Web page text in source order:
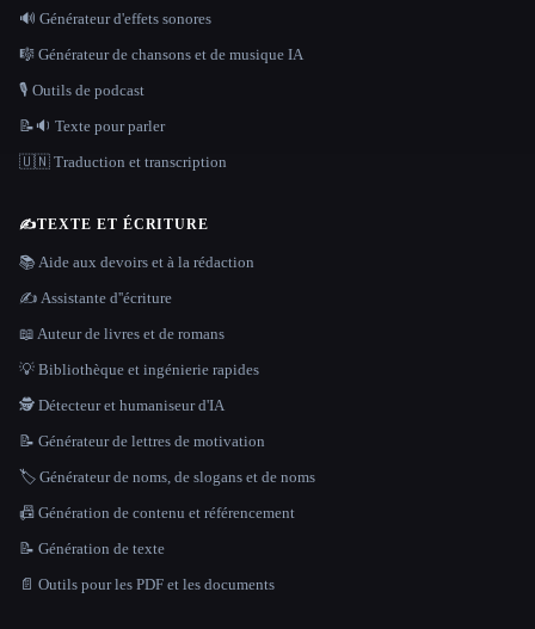
🔊 Générateur d'effets sonores
🎼 Générateur de chansons et de musique IA
🎙️ Outils de podcast
📝🔉 Texte pour parler
🇺🇳 Traduction et transcription
✍️TEXTE ET ÉCRITURE
📚 Aide aux devoirs et à la rédaction
✍️ Assistante d''écriture
📖 Auteur de livres et de romans
💡 Bibliothèque et ingénierie rapides
🕵️ Détecteur et humaniseur d'IA
📝 Générateur de lettres de motivation
🏷️ Générateur de noms, de slogans et de noms
📠 Génération de contenu et référencement
📝 Génération de texte
📄 Outils pour les PDF et les documents